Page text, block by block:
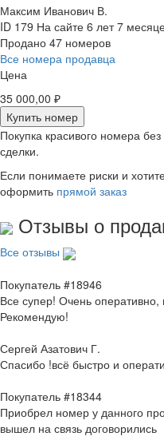
Максим Иванович В.
ID 179 На сайте 6 лет 7
Продано 47 номеров
Все номера продавца
Цена
35 000,00 ₽
Купить номер
Покупка красивого номера
сделки.
Если понимаете риски и
оформить прямой заказ
Отзывы о
Все отзывы
Покупатель #18946
Все супер! Очень оперативно,
Рекомендую!
Сергей Азатович Г.
Спасибо !всё быстро и
Покупатель #18344
Приобрел номер у данного
вышел на связь договорились